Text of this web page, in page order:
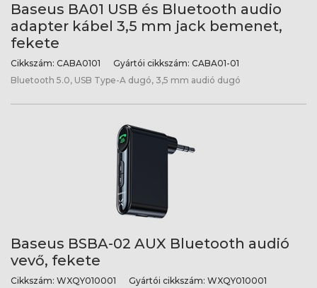
Baseus BA01 USB és Bluetooth audio
adapter kábel 3,5 mm jack bemenet,
fekete
Cikkszám: CABA0101 Gyártói cikkszám: CABA01-01
Bluetooth 5.0, USB Type-A dugó, 3,5 mm audió dugó
Baseus BSBA-02 AUX Bluetooth audió
vevő, fekete
Cikkszám: WXQY010001 Gyártói cikkszám: WXQY010001